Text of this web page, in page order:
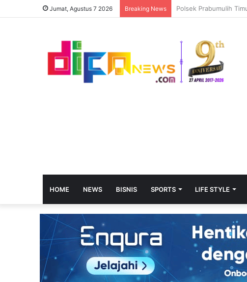
Jumat, Agustus 7 2026 Breaking News
HOME NEWS BISNIS SPORTS LIFE STYLE